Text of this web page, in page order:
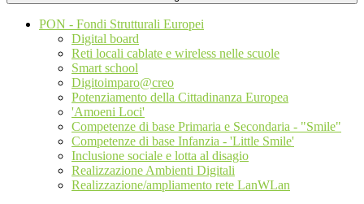
PON - Fondi Strutturali Europei
Digital board
Reti locali cablate e wireless nelle scuole
Smart school
Digitoimparo@creo
Potenziamento della Cittadinanza Europea
'Amoeni Loci'
Competenze di base Primaria e Secondaria - "Smile"
Competenze di base Infanzia - 'Little Smile'
Inclusione sociale e lotta al disagio
Realizzazione Ambienti Digitali
Realizzazione/ampliamento rete LanWLan